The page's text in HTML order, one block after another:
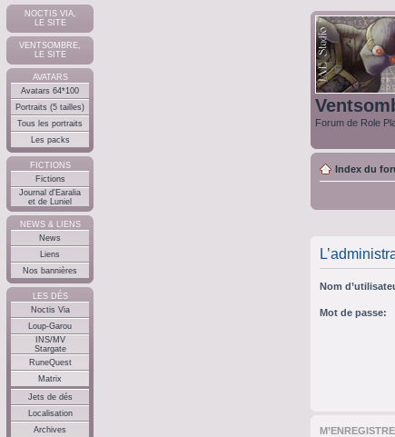
NOCTIS VIA,
LE SITE
VENTSOMBRE,
LE SITE
AVATARS
Avatars 64*100
Portraits (5 tailles)
Tous les portraits
Les packs
FICTIONS
Fictions
Journal d'Earalia
et de Luniel
NEWS & LIENS
News
Liens
Nos bannières
LES DÉS
Noctis Via
Loup-Garou
INS/MV
Stargate
RuneQuest
Matrix
Jets de dés
Localisation
Archives
Forum de Role
Index du
Nom
Mot de passe: